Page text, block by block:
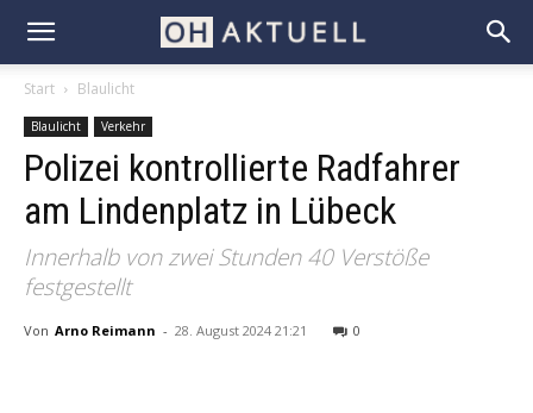
Start Blaulicht
Blaulicht Verkehr
Polizei kontrollierte Radfahrer
am Lindenplatz in Lübeck
Innerhalb von zwei Stunden 40 Verstöße
festgestellt
Von Arno Reimann - 28. August 2024 21:21 0